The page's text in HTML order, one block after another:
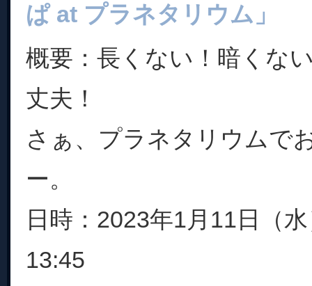
ぱ at プラネタリウム」
概要：長くない！暗くな
丈夫！
さぁ、プラネタリウムで
ー。
日時：2023年1月11日（
13:45